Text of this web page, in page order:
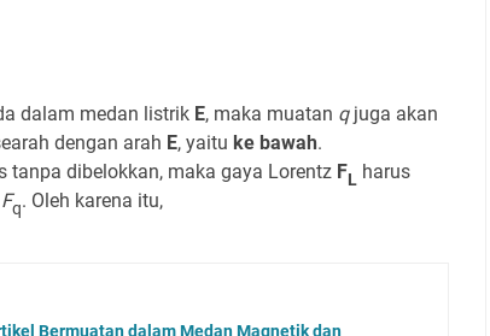
dalam medan listrik E, maka muatan qjuga akan
dengan arah E, yaitu ke bawah.
tanpa dibelokkan, maka gaya Lorentz FL harus
Fq. Oleh karena itu,
Bermuatan dalam Medan Magnetik dan